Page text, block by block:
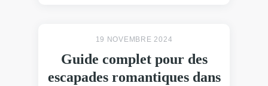
19 NOVEMBRE 2024
Guide complet pour des
escapades romantiques dans